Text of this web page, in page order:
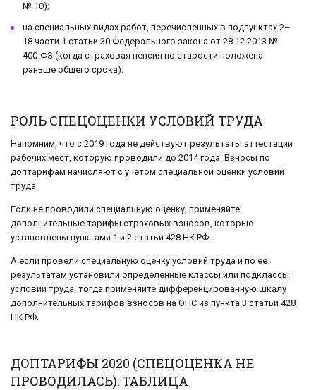
№ 10);
на специальных видах работ, перечисленных в подпунктах 2–
18 части 1 статьи 30 Федерального закона от 28.12.2013 №
400-ФЗ (когда страховая пенсия по старости положена
раньше общего срока).
РОЛЬ СПЕЦОЦЕНКИ УСЛОВИЙ ТРУДА
Напомним, что с 2019 года не действуют результаты аттестации
рабочих мест, которую проводили до 2014 года. Взносы по
доптарифам начисляют с учетом специальной оценки условий
труда.
Если не проводили специальную оценку, применяйте
дополнительные тарифы страховых взносов, которые
установлены пунктами 1 и 2 статьи 428 НК РФ.
А если провели специальную оценку условий труда и по ее
результатам установили определенные классы или подклассы
условий труда, тогда применяйте дифференцированную шкалу
дополнительных тарифов взносов на ОПС из пункта 3 статьи 428
НК РФ.
ДОПТАРИФЫ 2020 (СПЕЦОЦЕНКА НЕ
ПРОВОДИЛАСЬ): ТАБЛИЦА